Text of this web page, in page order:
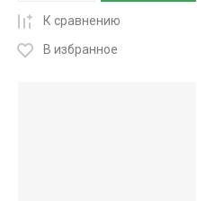
К сравнению
В избранное